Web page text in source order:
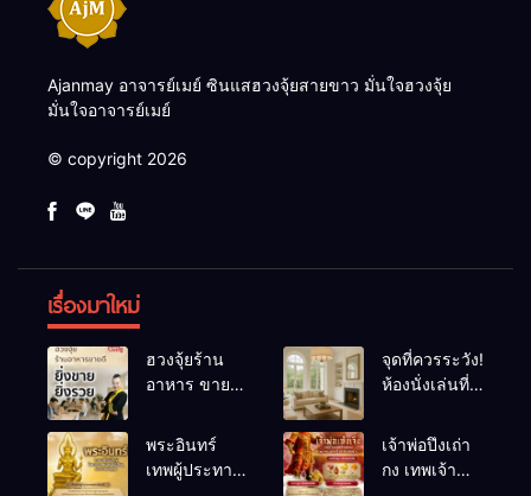
Ajanmay อาจารย์เมย์ ซินแสฮวงจุ้ยสายขาว มั่นใจฮวงจุ้ย
มั่นใจอาจารย์เมย์
© copyright 2026
เรื่องมาใหม่
ฮวงจุ้ยร้าน
อาหาร ขายดี
เคล็ดลับปรับ
ดวง ปรับร้าน
ให้ลูกค้าแน่น
จุดที่ควรระวัง!
ห้องนั่งเล่นที่
พลังชีวิต
พระอินทร์
เทพผู้ประทาน
เจ้าพ่อปึงเถ่า
กง เทพเจ้า